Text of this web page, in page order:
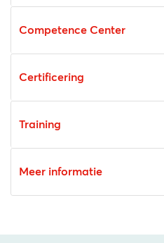
Competence Center
Certificering
Training
Meer informatie